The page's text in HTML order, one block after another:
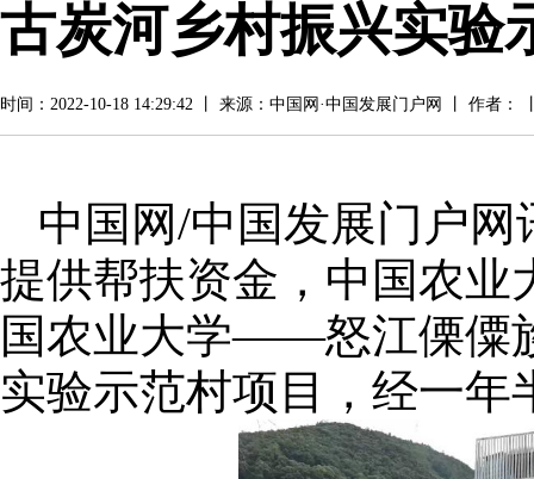
古炭河乡村振兴实验
时间：2022-10-18 14:29:42 丨 来源：中国网·中国发展门户网 丨 作者：
中国网/中国发展门户
提供帮扶资金，中国农业
国农业大学——怒江傈僳
实验示范村项目，经一年